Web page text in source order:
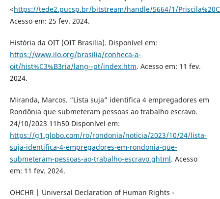
<https://tede2.pucsp.br/bitstream/handle/5664/1/
Acesso em: 25 fev. 2024.
História da OIT (OIT Brasilia). Disponível em:
https://www.ilo.org/brasilia/conheca-a-
oit/hist%C3%B3ria/lang--pt/index.htm. Acesso em: 11 fev.
2024.
Miranda, Marcos. “Lista suja” identifica 4 empregadores em
Rondônia que submeteram pessoas ao trabalho escravo.
24/10/2023 11h50 Disponível em:
https://g1.globo.com/ro/rondonia/noticia/2023/10/24/lista-
suja-identifica-4-empregadores-em-rondonia-que-
submeteram-pessoas-ao-trabalho-escravo.ghtml. Acesso
em: 11 fev. 2024.
OHCHR | Universal Declaration of Human Rights -